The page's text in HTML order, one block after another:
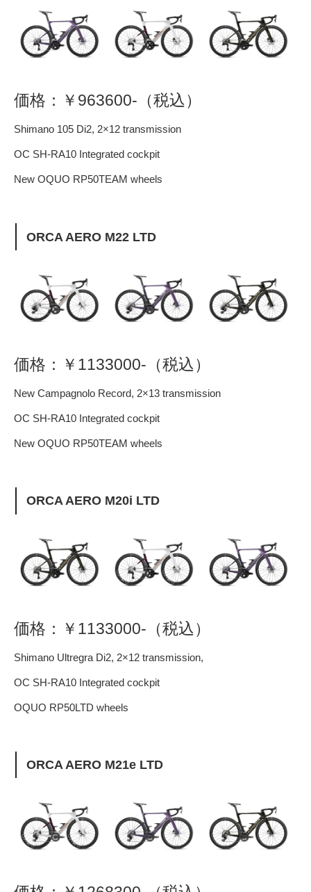
価格：￥963600-（税込）
Shimano 105 Di2, 2×12 transmission
OC SH-RA10 Integrated cockpit
New OQUO RP50TEAM wheels
ORCA AERO M22 LTD
価格：￥1133000-（税込）
New Campagnolo Record, 2×13 transmission
OC SH-RA10 Integrated cockpit
New OQUO RP50TEAM wheels
ORCA AERO M20i LTD
価格：￥1133000-（税込）
Shimano Ultregra Di2, 2×12 transmission,
OC SH-RA10 Integrated cockpit
OQUO RP50LTD wheels
ORCA AERO M21e LTD